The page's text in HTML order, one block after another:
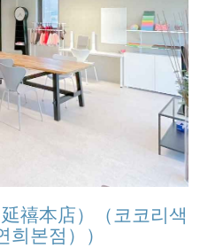
禧本店）（코코리색
본점））